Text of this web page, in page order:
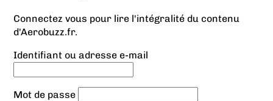
Connectez vous pour lire l'intégralité du contenu
d'Aerobuzz.fr.
Identifiant ou adresse e-mail
Mot de passe